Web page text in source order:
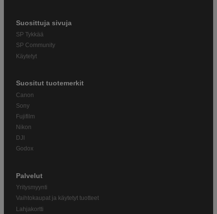
Suosittuja sivuja
SP Tykkää
SP Community
Käytetyt
Suositut tuotemerkit
Canon
Sony
Fujifilm
Nikon
DJI
Godox
Palvelut
Yritysmyynti
Vaihtokaupat ja käytetyt tuotteet
Lahjakortti